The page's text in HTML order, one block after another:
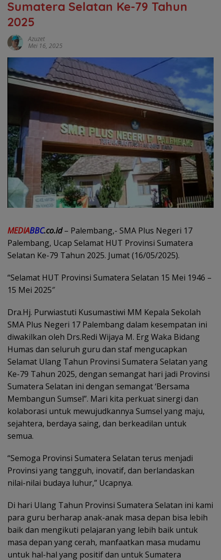
Sumatera Selatan Ke-79 Tahun
2025
Azuzet
Mei 16, 2025
MEDIABBC.co.id– Palembang,- SMA Plus Negeri 17
Palembang, Ucap Selamat HUT Provinsi Sumatera
Selatan Ke-79 Tahun 2025. Jumat (16/05/2025).
“Selamat HUT Provinsi Sumatera Selatan 15 Mei 1946 –
15 Mei 2025″
Dra.Hj. Purwiastuti Kusumastiwi MM Kepala Sekolah
SMA Plus Negeri 17 Palembang dalam kesempatan ini
diwakilkan oleh Drs.Redi Wijaya M. Erg Waka Bidang
Humas dan seluruh guru dan staf mengucapkan
Selamat Ulang Tahun Provinsi Sumatera Selatan yang
Ke-79 Tahun 2025, dengan semangat hari jadi Provinsi
Sumatera Selatan ini dengan semangat ‘Bersama
Membangun Sumsel”. Mari kita perkuat sinergi dan
kolaborasi untuk mewujudkannya Sumsel yang maju,
sejahtera, berdaya saing, dan berkeadilan untuk
semua.
“Semoga Provinsi Sumatera Selatan terus menjadi
Provinsi yang tangguh, inovatif, dan berlandaskan
nilai-nilai budaya luhur,” Ucapnya.
Di hari Ulang Tahun Provinsi Sumatera Selatan ini kami
para guru berharap anak-anak masa depan bisa lebih
baik dan mengikuti pelajaran yang lebih baik untuk
masa depan yang cerah, manfaatkan masa mudamu
untuk hal-hal yang positif dan untuk Sumatera